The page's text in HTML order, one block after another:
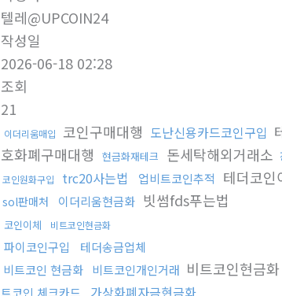
텔레@UPCOIN24
작성일
2026-06-18 02:28
조회
21
이더리움매입 코인구매대행 도난신용카드코인구입
호화폐구매대행
현금화재테크 돈세탁해외거래소
코인원화구입 trc20사는법 업비트코인추적 테더코인
sol판매처 이더리움현금화 빗썸fds푸는법
코인이체 비트코인현금화
파이코인구입
테더송금업체
비트코인 현금화 비트코인개인거래 비트코인현금화
트코인 체크카드
가상화폐자금현금화